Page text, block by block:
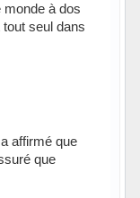
à dos
seul dans
affirmé que
que